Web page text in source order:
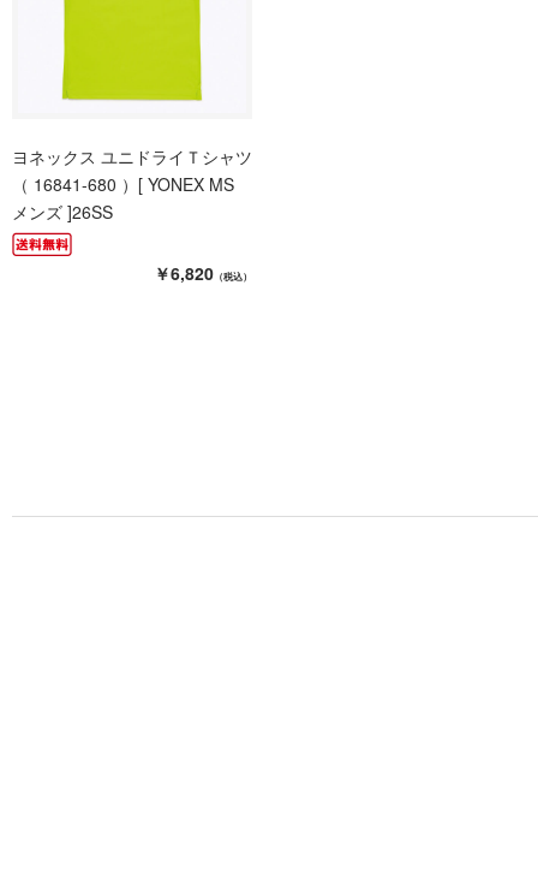
ヨネックス ユニドライＴシャツ
（ 16841-680 ）[ YONEX MS
メンズ ]26SS
￥6,820 （税込）